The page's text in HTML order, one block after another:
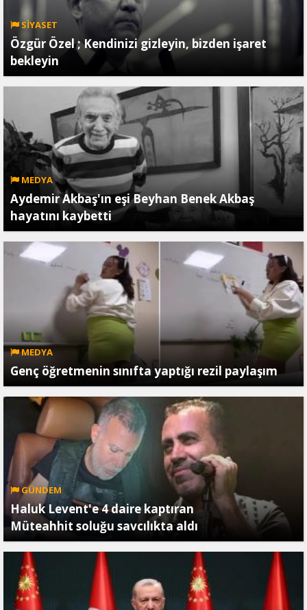
SİYASET
Özgür Özel ; Kendinizi gizleyin, bizden işaret
bekleyin
MEDYA
Aydemir Akbaş'ın eşi Beyhan Benek Akbaş
hayatını kaybetti
MEDYA
Genç öğretmenin sınıfta yaptığı rezil paylaşım
GÜNDEM
Haluk Levent'e 4 daire kaptıran
Müteahhit soluğu savcılıkta aldı